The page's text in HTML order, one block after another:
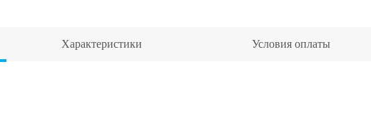
Характеристики Условия оплаты